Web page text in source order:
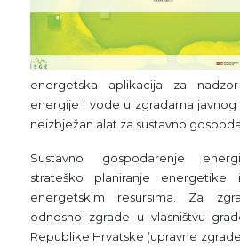
energetska aplikacija za
energije i vode u zgradama
neizbježan alat za sustavno
Sustavno gospodarenje
strateško planiranje energetike
energetskim resursima. Za
odnosno zgrade u vlasništvu
Republike Hrvatske (upravne